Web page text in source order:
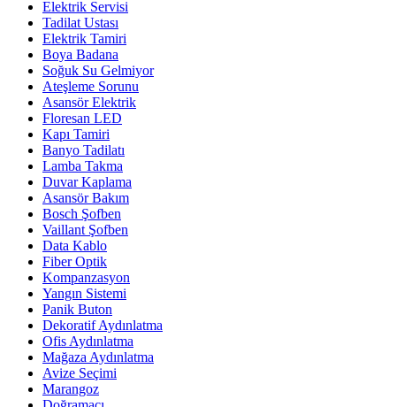
Elektrik Servisi
Tadilat Ustası
Elektrik Tamiri
Boya Badana
Soğuk Su Gelmiyor
Ateşleme Sorunu
Asansör Elektrik
Floresan LED
Kapı Tamiri
Banyo Tadilatı
Lamba Takma
Duvar Kaplama
Asansör Bakım
Bosch Şofben
Vaillant Şofben
Data Kablo
Fiber Optik
Kompanzasyon
Yangın Sistemi
Panik Buton
Dekoratif Aydınlatma
Ofis Aydınlatma
Mağaza Aydınlatma
Avize Seçimi
Marangoz